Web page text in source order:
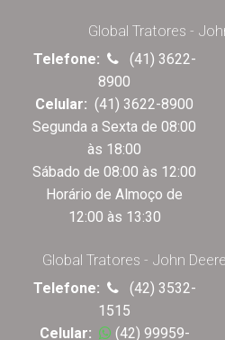
Global Tratores -
Telefone:
(41) 3622-
8900
Celular: (41) 3622-8900
Segunda a Sexta de 08:00
às 18:00
Sábado de 08:00 às 12:00
Horário de Almoço de
12:00 às 13:30
Global Tratores - John
Telefone:
(42) 3532-
1515
Celular:
(42) 99959-